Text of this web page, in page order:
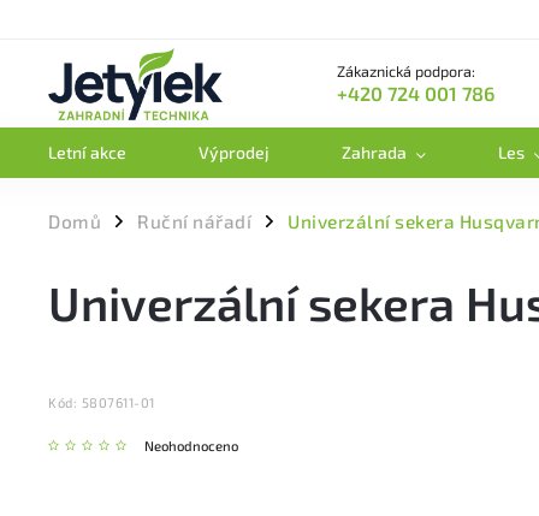
Zákaznická podpora:
+420 724 001 786
Letní akce Výprodej Zahrada Les
Domů / Ruční nářadí / Univerzální sekera
Univerzální sekera
Kód: 5807611-01
Neohodnoceno